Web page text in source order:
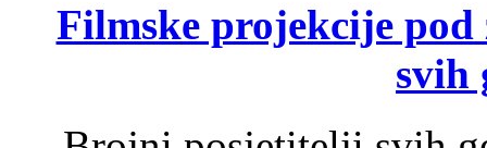
Filmske projekcije
svih